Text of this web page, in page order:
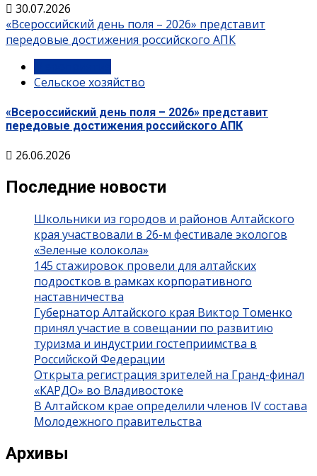
30.07.2026
«Всероссийский день поля – 2026» представит
передовые достижения российского АПК
Сельское хозяйство
«Всероссийский день поля – 2026» представит
передовые достижения российского АПК
26.06.2026
Последние новости
Школьники из городов и районов Алтайского
края участвовали в 26-м фестивале экологов
«Зеленые колокола»
145 стажировок провели для алтайских
подростков в рамках корпоративного
наставничества
Губернатор Алтайского края Виктор Томенко
принял участие в совещании по развитию
туризма и индустрии гостеприимства в
Российской Федерации
Открыта регистрация зрителей на Гранд-финал
«КАРДО» во Владивостоке
В Алтайском крае определили членов IV состава
Молодежного правительства
Архивы